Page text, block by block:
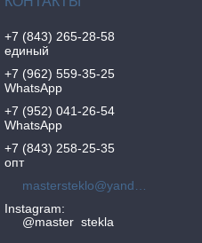
+7 (843) 265-28-58
единый
+7 (962) 559-35-25
WhatsApp
+7 (952) 041-26-54
WhatsApp
+7 (843) 258-25-35
опт
Instagram
@master_stekla